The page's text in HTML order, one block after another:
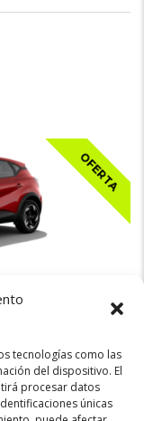
tecnologías como las
del dispositivo. El
procesar datos
únicas
OFERTA